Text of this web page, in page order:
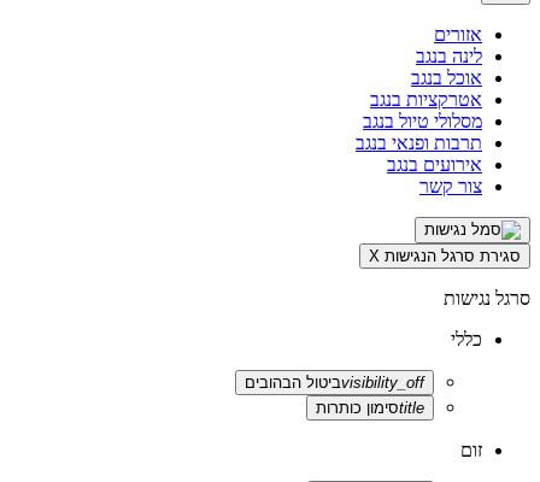
אזורים
לינה בנגב
אוכל בנגב
אטרקציות בנגב
מסלולי טיול בנגב
תרבות ופנאי בנגב
אירועים בנגב
צור קשר
סגירת סרגל הנגישות X
סרגל נגישות
כללי
visibility_offביטול הבהובים
titleסימון כותרות
זום